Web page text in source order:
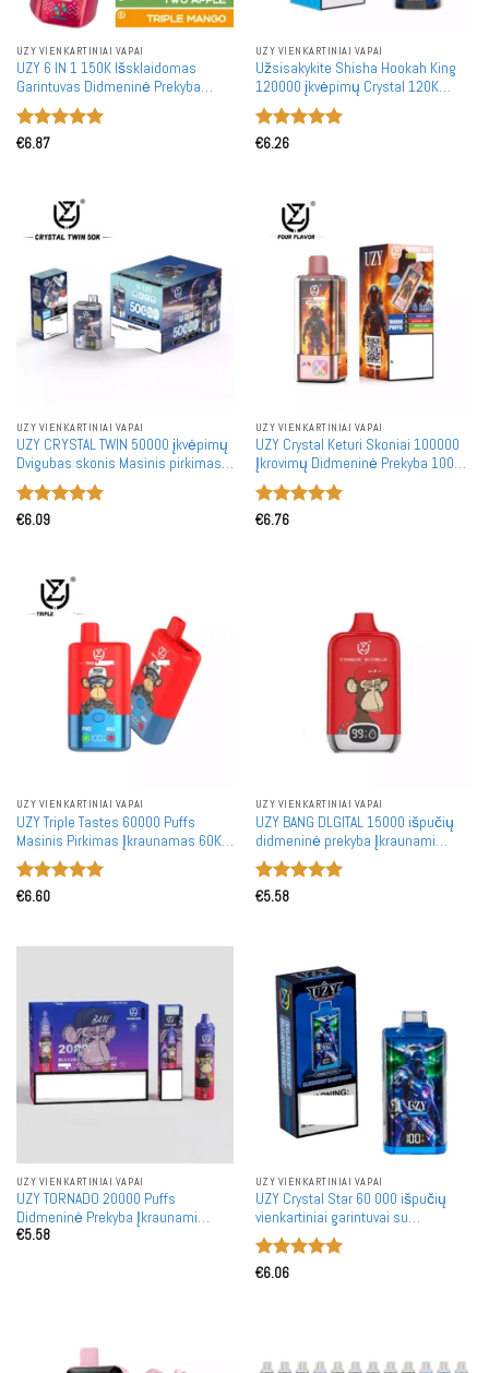
UZY VIENKARTINIAI VAPAI
UZY 6 IN 1 150K Išsklaidomas
Garintuvas Didmeninė Prekyba
150000 Įkvėpimų Masiniai Pirkimai
Įvertinimas:
€6.87
UZY VIENKARTINIAI VAPAI
Užsisakykite Shisha Hookah King
120000 įkvėpimų Crystal 120K
vienkartinius garintuvus
didmeninėje prekyboje. Įkraunami,
su išmaniuoju ekranu, nešiojami.
Įvertinimas:
€6.26
UZY VIENKARTINIAI VAPAI
UZY CRYSTAL TWIN 50000 įkvėpimų
Dvigubas skonis Masinis pirkimas
50K Įkraunamos Vienkartinės
Garintuvės Didmeninė prekyba
Įvertinimas:
€6.09
UZY VIENKARTINIAI VAPAI
UZY Crystal Keturi Skoniai 100000
Įkrovimų Didmeninė Prekyba 100K
Įkraunami Vienkartiniai Garintuvai
Didmeninė Prekyba
Įvertinimas:
€6.76
UZY VIENKARTINIAI VAPAI
UZY Triple Tastes 60000 Puffs
Masinis Pirkimas Įkraunamas 60K
Vienkartiniai Garintuvai Didmeninė
Prekyba
Įvertinimas:
€6.60
UZY VIENKARTINIAI VAPAI
UZY BANG DLGITAL 15000 išpučių
didmeninė prekyba Įkraunami
vienkartiniai garintuvai didmeninė
prekyba
Įvertinimas:
€5.58
UZY VIENKARTINIAI VAPAI
UZY TORNADO 20000 Puffs
Didmeninė Prekyba Įkraunami
Vienkartiniai Garintuvai
€5.58
UZY VIENKARTINIAI VAPAI
UZY Crystal Star 60 000 išpučių
vienkartiniai garintuvai su
išmaniuoju LED ekranu - 60K
didmeninė prekyba ir masiniai
pirkimai
Įvertinimas:
€6.06